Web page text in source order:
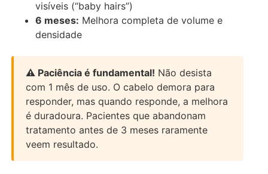
visíveis (“baby hairs”)
6 meses: Melhora completa de volume e
densidade
⚠️ Paciência é fundamental! Não desista
com 1 mês de uso. O cabelo demora para
responder, mas quando responde, a melhora
é duradoura. Pacientes que abandonam
tratamento antes de 3 meses raramente
veem resultado.